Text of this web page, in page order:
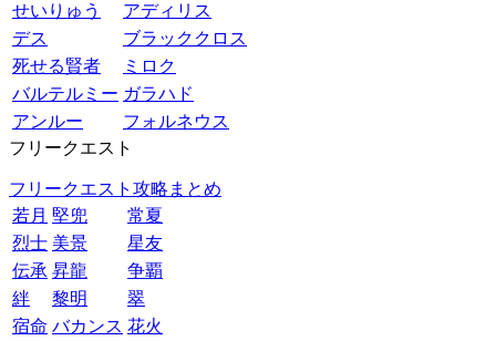
せいりゅう
アディリス
デス
ブラッククロス
死せる賢者
ミロク
バルテルミー ガラハド
アンルー
フォルネウス
フリークエスト
フリークエスト攻略まとめ
若月 堅兜
常夏
烈士 美景
星友
伝承 昇龍
争覇
絆
黎明
翠
宿命 バカンス 花火